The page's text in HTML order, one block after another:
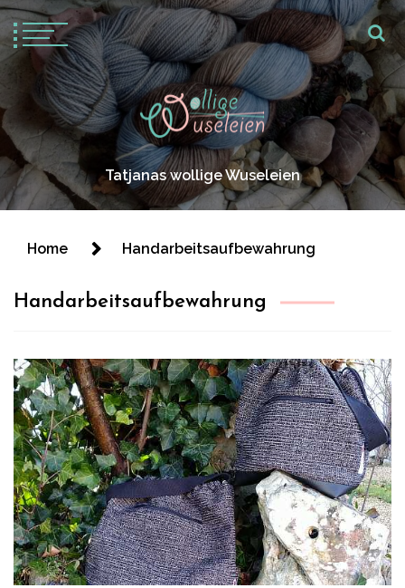
Tatjanas wollige Wuseleien
Home Handarbeitsaufbewahrung
Handarbeitsaufbewahrung